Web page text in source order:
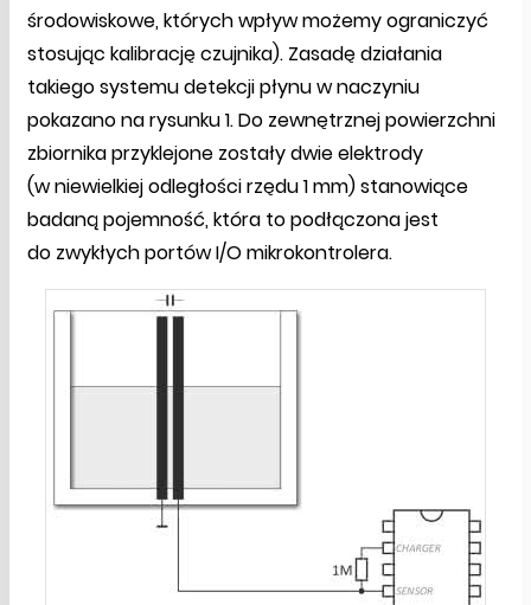
środowiskowe, których wpływ możemy ograniczyć
stosując kalibrację czujnika). Zasadę działania
takiego systemu detekcji płynu w naczyniu
pokazano na rysunku 1. Do zewnętrznej powierzchni
zbiornika przyklejone zostały dwie elektrody
(w niewielkiej odległości rzędu 1 mm) stanowiące
badaną pojemność, która to podłączona jest
do zwykłych portów I/O mikrokontrolera.